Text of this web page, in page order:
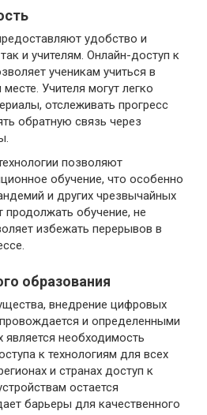
удобство и
и учителям. Онлайн-доступ к
ученикам учиться в
Учителя могут легко
отслеживать прогресс
обратную связь через
позволяют
обучение, что особенно
и других чрезвычайных
продолжать обучение, не
избежать перерывов в
образования
внедрение цифровых
и определенными
необходимость
к технологиям для всех
и странах доступ к
остается
барьеры для качественного